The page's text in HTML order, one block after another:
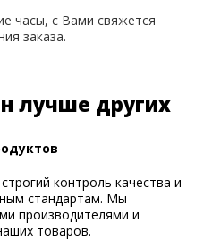
часы, с Вами свяжется
заказа.
лучше других
контроль качества и
стандартам. Мы
производителями и
товаров.